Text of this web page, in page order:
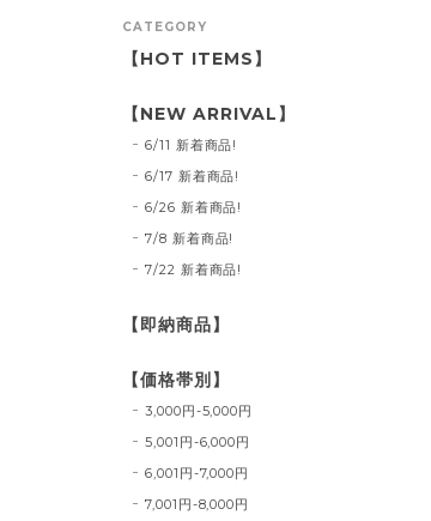
CATEGORY
【HOT ITEMS】
【NEW ARRIVAL】
6/11 新着商品!
6/17 新着商品!
6/26 新着商品!
7/8 新着商品!
7/22 新着商品!
【即納商品】
【価格帯別】
3,000円-5,000円
5,001円-6,000円
6,001円-7,000円
7,001円-8,000円